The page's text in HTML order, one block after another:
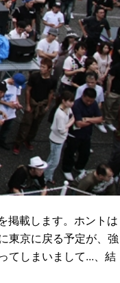
掲載します。ホントは
東京に戻る予定が、強
てしまいまして...、結